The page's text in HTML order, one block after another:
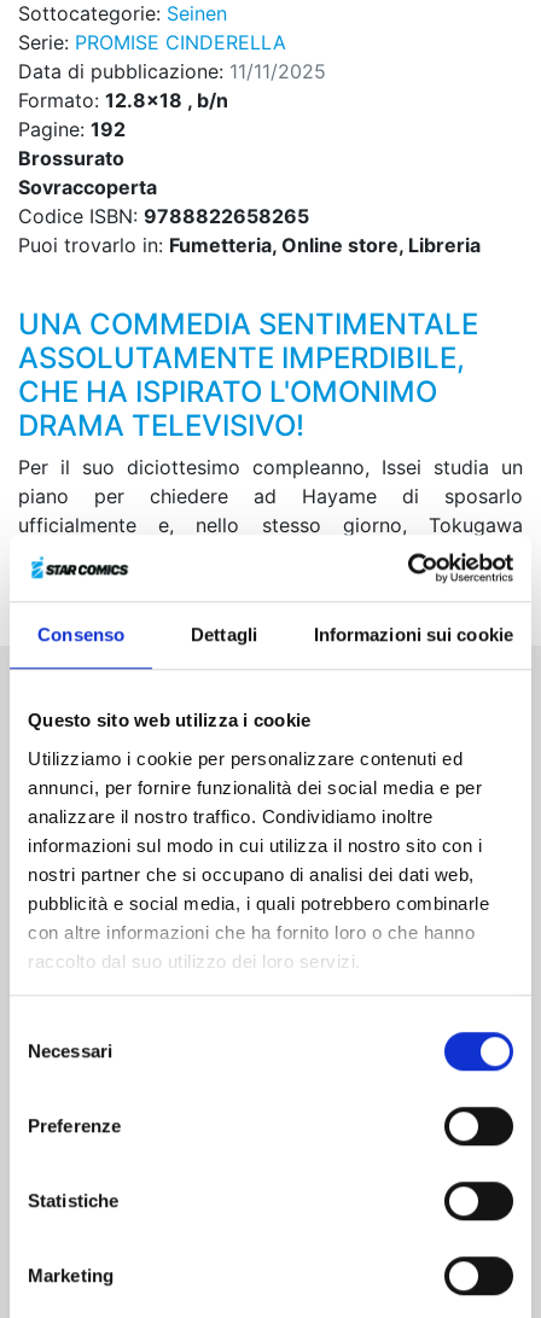
Consenso Dettagli Informazioni sui cookie
Questo sito web utilizza i cookie
Utilizziamo i cookie per personalizzare contenuti ed
annunci, per fornire funzionalità dei social media e per
analizzare il nostro traffico. Condividiamo inoltre
informazioni sul modo in cui utilizza il nostro sito con i
nostri partner che si occupano di analisi dei dati web,
pubblicità e social media, i quali potrebbero combinarle
con altre informazioni che ha fornito loro o che hanno
raccolto dal suo utilizzo dei loro servizi.
delNecessari
Preferenze
Statistiche
Marketing
Sottocategorie: Seinen
Serie: PROMISE CINDERELLA
Data di pubblicazione: 11/11/2025
Formato: 12.8x18 , b/n
Pagine: 192
Brossurato
Sovraccoperta
Codice ISBN: 9788822658265
Puoi trovarlo in: Fumetteria, Online store, Libreria
UNA COMMEDIA SENTIMENTALE
ASSOLUTAMENTE IMPERDIBILE,
CHE HA ISPIRATO L'OMONIMO
DRAMA TELEVISIVO!
Per il suo diciottesimo compleanno, Issei studia un
piano per chiedere ad Hayame di sposarlo
ufficialmente e, nello stesso giorno, Tokugawa
pianifica di distruggere il ryokan termale Kataoka... Il
tanto atteso 12 aprile sta per arrivare!
Altri volumi della serie